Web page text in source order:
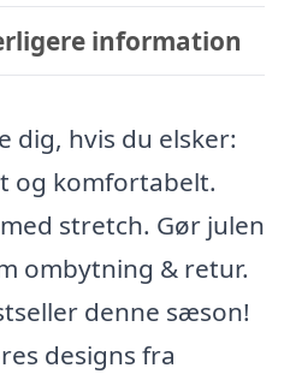
information
dig, hvis du elsker:
og komfortabelt.
stretch. Gør julen
ombytning & retur.
denne sæson!
designs fra